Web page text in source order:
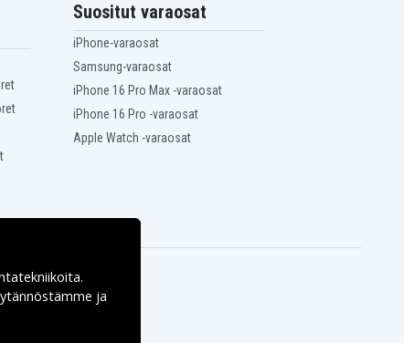
Suositut varaosat
iPhone-varaosat
Samsung-varaosat
iPhone 16 Pro Max -varaosat
iPhone 16 Pro -varaosat
Apple Watch -varaosat
ja